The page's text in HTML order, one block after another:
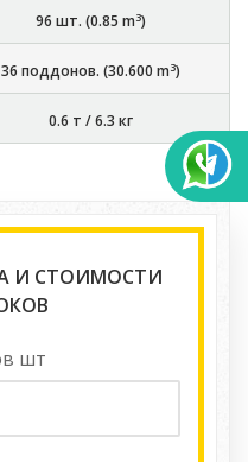
96 шт. (0.85 m3)
36 поддонов. (30.600 m3)
0.6 т /6.3 кг
И СТОИМОСТИ
шт